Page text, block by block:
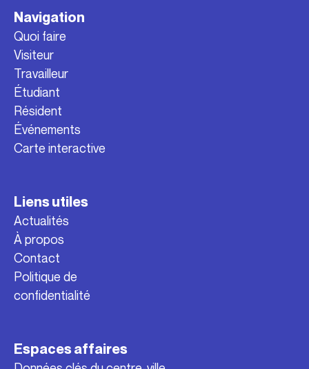
Navigation
Quoi faire
Visiteur
Travailleur
Étudiant
Résident
Événements
Carte interactive
Liens utiles
Actualités
À propos
Contact
Politique de
confidentialité
Espaces affaires